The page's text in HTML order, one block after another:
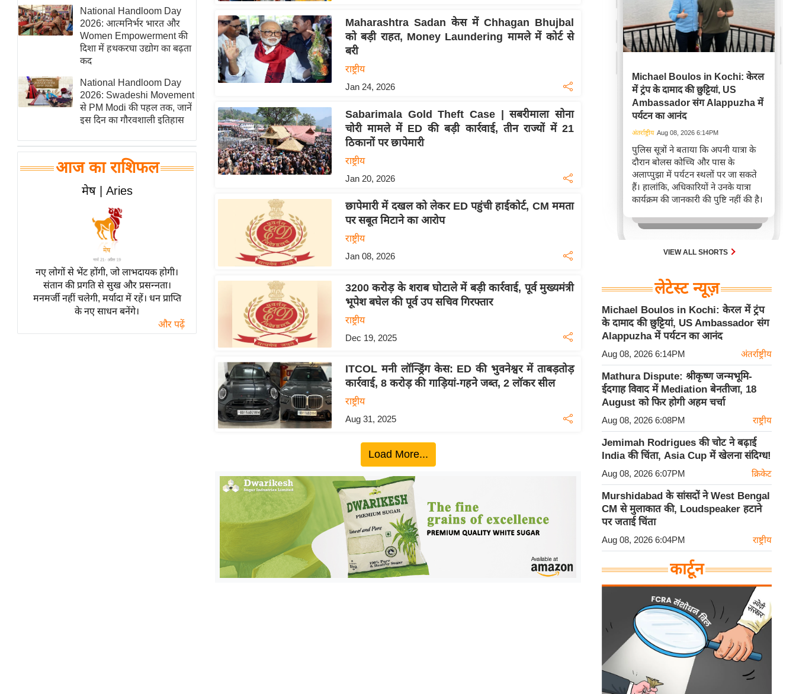
ई-पेपर
मिसाल बेमिसाल
शख्सियत
यंग इंडिया
साहित्य जगत
ऑटो वर्ल्ड
न्यूज ब्रीफ
बॉलीवुड
हॉलीवुड
फिल्म समीक्षा
लाइफस्टाइल
टेक्नॉलॉजी
ब्यूटी/फैशन
घरेलू नुस्खे
पर्यटन स्थल
फिटनेस मंत्रा
National Handloom Day
2026: आत्मनिर्भर भारत और
Women Empowerment की
दिशा में हथकरघा उद्योग का बढ़ता
कद
National Handloom Day
2026: Swadeshi Movement
से PM Modi की पहल तक, जानें
इस दिन का गौरवशाली इतिहास
आज का राशिफल
मेष | Aries
नए लोगों से भेंट होंगी, जो लाभदायक होगी।
संतान की प्रगति से सुख और प्रसन्नता।
मनमर्जी नहीं चलेगी, मर्यादा में रहें। धन प्राप्ति
के नए साधन बनेंगे।
और पढ़ें
Maharashtra Sadan केस में Chhagan Bhujbal
को बड़ी राहत, Money Laundering मामले में कोर्ट से
बरी
राष्ट्रीय
Jan 24, 2026
Sabarimala Gold Theft Case | सबरीमाला सोना
चोरी मामले में ED की बड़ी कार्रवाई, तीन राज्यों में 21
ठिकानों पर छापेमारी
राष्ट्रीय
Jan 20, 2026
छापेमारी में दखल को लेकर ED पहुंची हाईकोर्ट, CM ममता
पर सबूत मिटाने का आरोप
राष्ट्रीय
Jan 08, 2026
3200 करोड़ के शराब घोटाले में बड़ी कार्रवाई, पूर्व मुख्यमंत्री
भूपेश बघेल की पूर्व उप सचिव गिरफ्तार
राष्ट्रीय
Dec 19, 2025
ITCOL मनी लॉन्ड्रिंग केस: ED की भुवनेश्वर में ताबड़तोड़
कार्रवाई, 8 करोड़ की गाड़ियां-गहने जब्त, 2 लॉकर सील
राष्ट्रीय
Aug 31, 2025
Load More...
Michael Boulos in Kochi: केरल
में ट्रंप के दामाद की छुट्टियां, US
Ambassador संग Alappuzha में
पर्यटन का आनंद
अंतर्राष्ट्रीय Aug 08, 2026 6:14PM
पुलिस सूत्रों ने बताया कि अपनी यात्रा के
दौरान बोलस कोच्चि और पास के
अलाप्पुझा में पर्यटन स्थलों पर जा सकते
हैं। हालांकि, अधिकारियों ने उनके यात्रा
कार्यक्रम की जानकारी की पुष्टि नहीं की है।
VIEW ALL SHORTS
लेटेस्ट न्यूज़
Michael Boulos in Kochi: केरल में ट्रंप
के दामाद की छुट्टियां, US Ambassador संग
Alappuzha में पर्यटन का आनंद
Aug 08, 2026 6:14PM अंतर्राष्ट्रीय
Mathura Dispute: श्रीकृष्ण जन्मभूमि-
ईदगाह विवाद में Mediation बेनतीजा, 18
August को फिर होगी अहम चर्चा
Aug 08, 2026 6:08PM राष्ट्रीय
Jemimah Rodrigues की चोट ने बढ़ाई
India की चिंता, Asia Cup में खेलना संदिग्ध!
Aug 08, 2026 6:07PM क्रिकेट
Murshidabad के सांसदों ने West Bengal
CM से मुलाकात की, Loudspeaker हटाने
पर जताई चिंता
Aug 08, 2026 6:04PM राष्ट्रीय
कार्टून